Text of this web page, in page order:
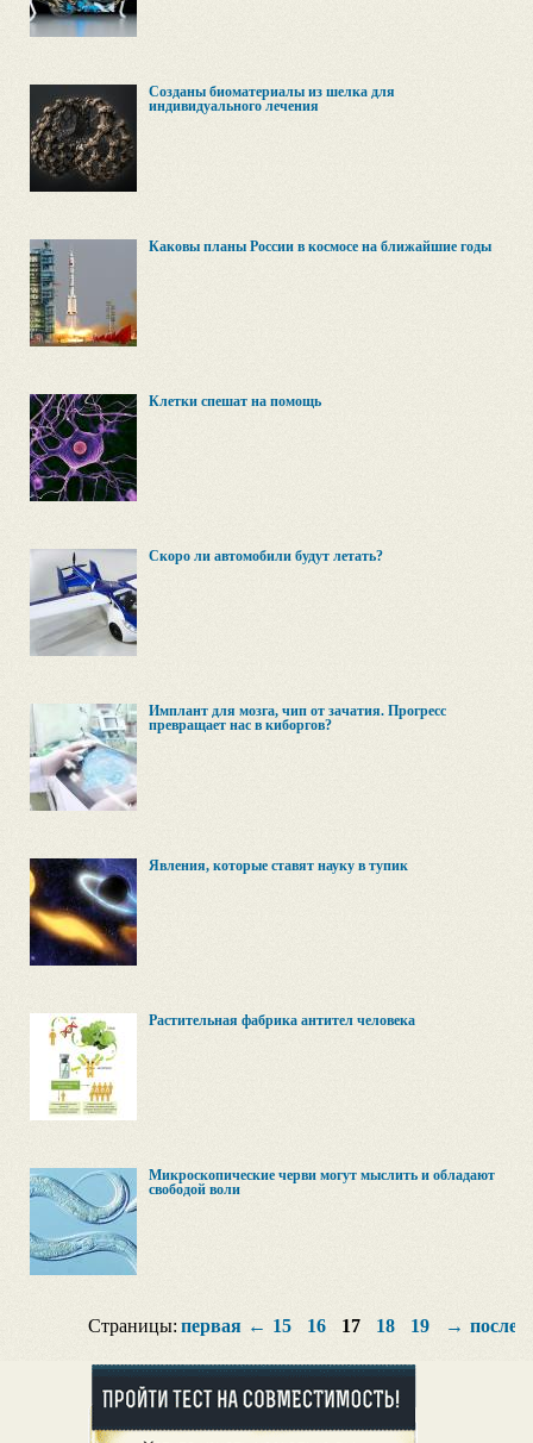
Созданы биоматериалы из шелка для
индивидуального лечения
Каковы планы России в космосе на ближайшие годы
Клетки спешат на помощь
Скоро ли автомобили будут летать?
Имплант для мозга, чип от зачатия. Прогресс
превращает нас в киборгов?
Явления, которые ставят науку в тупик
Растительная фабрика антител человека
Микроскопические черви могут мыслить и обладают
свободой воли
Страницы: первая ← 15 16 17 18 19 →